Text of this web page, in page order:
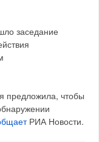
заседание
предложила, чтобы
РИА Новости.